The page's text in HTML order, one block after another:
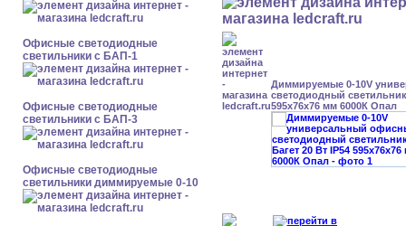
Офисные светодиодные
светильники с БАП-1
Офисные светодиодные
светильники с БАП-3
Офисные светодиодные
светильники диммируемые 0-10
Диммируемые 0-10V
светодиодный светильник
595x76x76 мм 6000К Опал